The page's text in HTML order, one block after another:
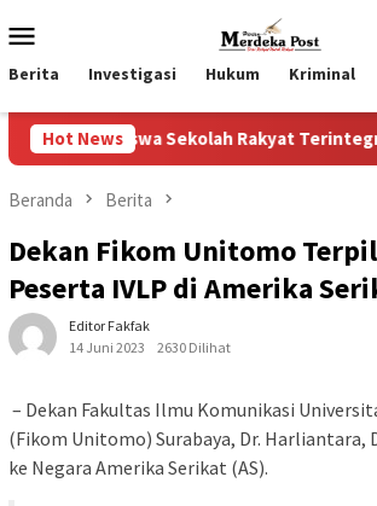
ke
kontenMobile
Berita Investigasi Hukum Kriminal
Hot News
Sekolah Rakyat Terintegrasi 74 Kota Tual
Beranda Berita
Dekan Fikom Unitomo
Peserta IVLP di Amerika
Editor Fakfak
14 Juni 2023
2630 Dilihat
– Dekan Fakultas Ilmu Komunikasi
(Fikom Unitomo) Surabaya, Dr. Harliantara,
ke Negara Amerika Serikat (AS).